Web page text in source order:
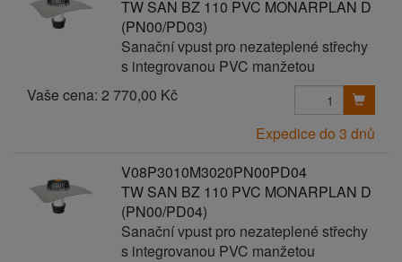
TW SAN BZ 110 PVC MONARPLAN D
(PN00/PD03)
Sanační vpust pro nezateplené střechy
s integrovanou PVC manžetou
Vaše cena: 2 770,00 Kč
Expedice do 3 dnů
V08P3010M3020PN00PD04
TW SAN BZ 110 PVC MONARPLAN D
(PN00/PD04)
Sanační vpust pro nezateplené střechy
s integrovanou PVC manžetou